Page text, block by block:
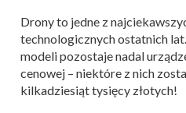
Drony to jedne z
technologicznych ostatnich
modeli pozostaje nadal
cenowej – niektóre z nich
kilkadziesiąt tysięcy złotych!